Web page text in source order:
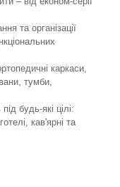
та організації
каркаси,
тумби,
будь-які цілі:
кав'ярні та